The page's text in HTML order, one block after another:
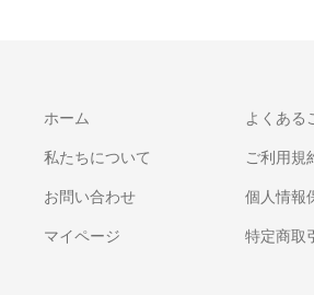
ホーム
私たちについて
お問い合わせ
マイページ
よくある
ご利用規
個人情報
特定商取